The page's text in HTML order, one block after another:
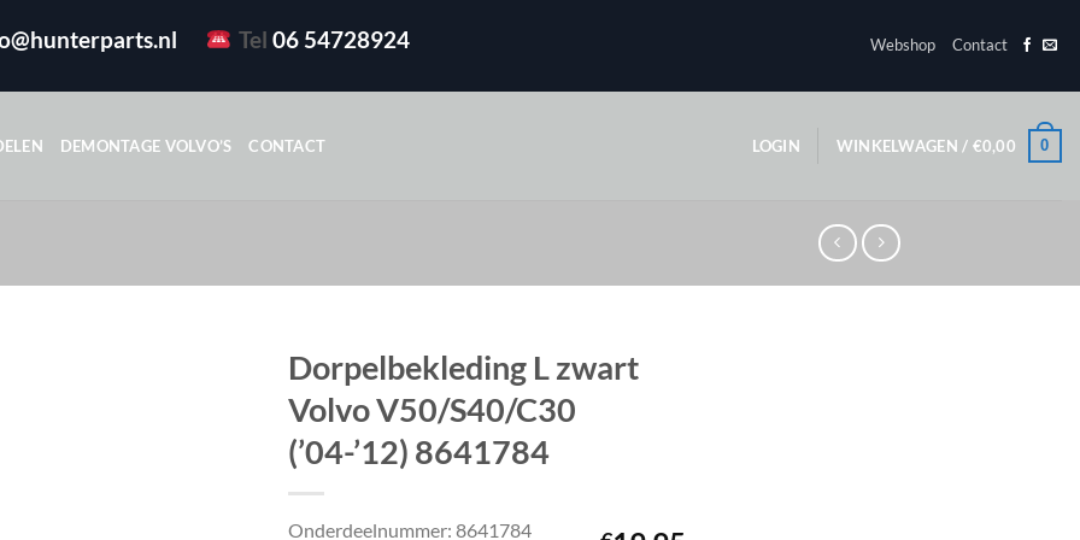
Tel 06 54728924 Webshop Contact
DEMONTAGE VOLVO’S CONTACT LOGIN WINKELWAGEN / €0,00 0
Dorpelbekleding L zwart
Volvo V50/S40/C30
(’04-’12) 8641784
Onderdeelnummer: 8641784